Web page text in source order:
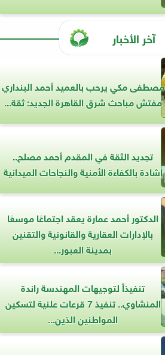
آخر الأخبار
مصطفى مكي يرحب بالعميد أحمد البنداري
مفتش مباحث شرق القاهرة الجديد: ثقة...
تجديد الثقة في المقدم أحمد مصلح..
إشادة بالكفاءة الأمنية والنجاحات الميدانية
الدكتور أحمد عمارة يعقد اجتماعًا موسعًا
بالإدارات العقارية والقانونية والتقنين
بمدينة العبور...
تنفيذاً لتوجيهات المهندسة راندة
المنشاوي.. تنفيذ 7 قرعات علنية لتسكين
المواطنين الذين...